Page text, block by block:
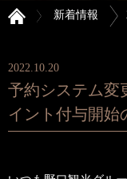
新着情報
2022.10.20
予約システム変
イント付与開始